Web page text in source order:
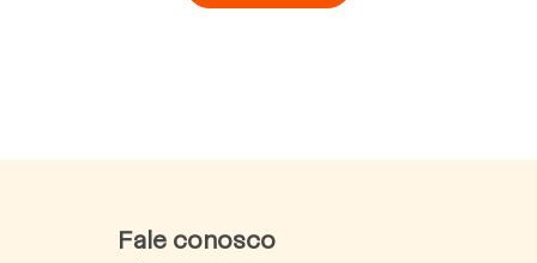
Fale conosco